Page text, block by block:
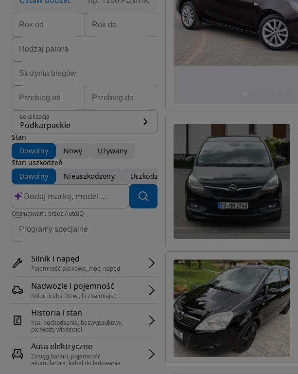
Lokalizacja
Podkarpackie
Stan
Dowolny
Nowy
Używany
Stan uszkodzeń
Dowolny
Nieuszkodzony Uszkodzony
Obsługiwane przez AutoIQ
Silnik i napęd
Pojemność skokowa, moc, napęd
Nadwozie i pojemność
Kolor, liczba drzwi, liczba miejsc
Historia i stan
Kraj pochodzenia, bezwypadkowy,
pierwszy właściciel
Auta elektryczne
Zasięg baterii, pojemność
akumulatora, kabel do ładowania